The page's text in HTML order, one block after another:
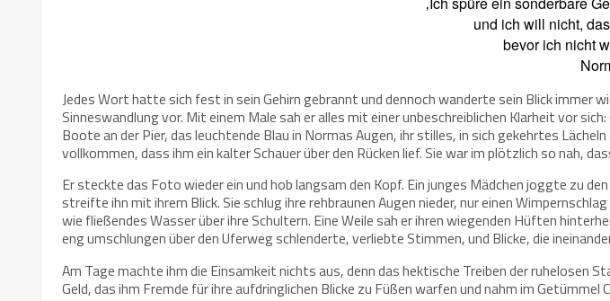
und ich will nicht,
bevor ich nicht
Jedes Wort hatte sich fest in sein Gehirn gebrannt und dennoch wanderte sein Blick immer
Sinneswandlung vor. Mit einem Male sah er alles mit einer unbeschreiblichen Klarheit vor
Boote an der Pier, das leuchtende Blau in Normas Augen, ihr stilles, in sich gekehrtes
vollkommen, dass ihm ein kalter Schauer über den Rücken lief. Sie war im plötzlich so nah,
Er steckte das Foto wieder ein und hob langsam den Kopf. Ein junges Mädchen joggte zu
streifte ihn mit ihrem Blick. Sie schlug ihre rehbraunen Augen nieder, nur einen
wie fließendes Wasser über ihre Schultern. Eine Weile sah er ihren wiegenden Hüften
eng umschlungen über den Uferweg schlenderte, verliebte Stimmen, und Blicke, die
Am Tage machte ihm die Einsamkeit nichts aus, denn das hektische Treiben der ruhelosen
Geld, das ihm Fremde für ihre aufdringlichen Blicke zu Füßen warfen und nahm im